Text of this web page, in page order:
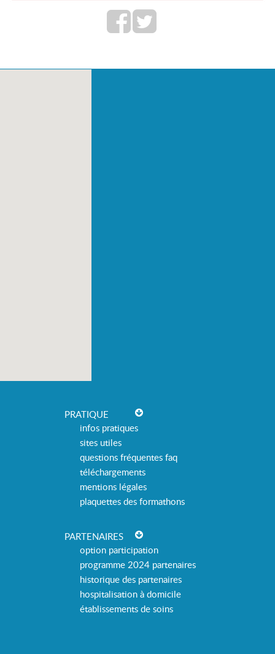
PRATIQUE
infos pratiques
sites utiles
questions fréquentes faq
téléchargements
mentions légales
plaquettes des formathons
PARTENAIRES
option participation
programme 2024 partenaires
historique des partenaires
hospitalisation à domicile
établissements de soins